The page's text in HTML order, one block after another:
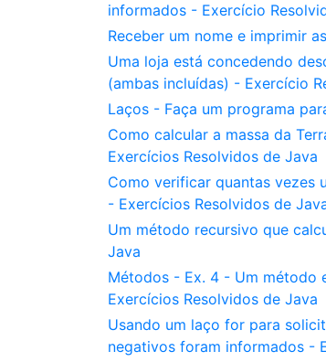
informados - Exercício
Receber um nome e imprimir
Uma loja está concedendo
(ambas incluídas) - Exercício
Laços - Faça um programa
Como calcular a massa da
Exercícios Resolvidos de Java
Como verificar quantas vezes
- Exercícios Resolvidos de
Um método recursivo que
Java
Métodos - Ex. 4 - Um método
Exercícios Resolvidos de Java
Usando um laço for para
negativos foram informados -